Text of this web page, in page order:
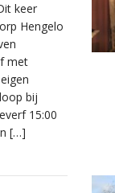
keer
Hengelo
met
bij
15:00
[…]